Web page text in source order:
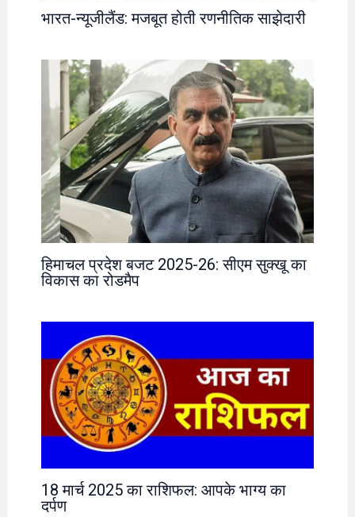
भारत-न्यूजीलैंड: मजबूत होती रणनीतिक साझेदारी
हिमाचल प्रदेश बजट 2025-26: सीएम सुक्खू का
विकास का रोडमैप
18 मार्च 2025 का राशिफल: आपके भाग्य का
दर्पण